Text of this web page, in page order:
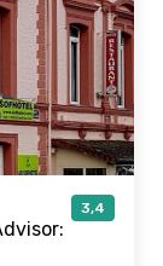
3,4